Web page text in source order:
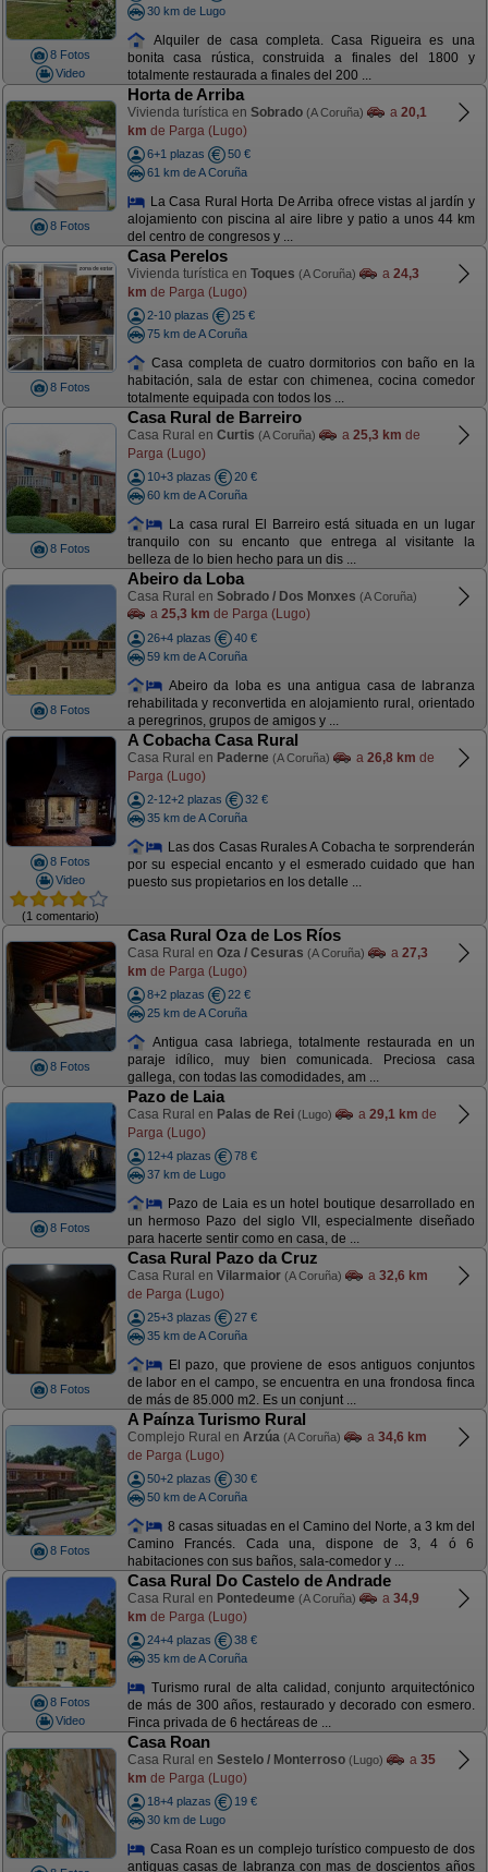
8 Fotos
Video
30 km de Lugo
Alquiler de casa completa. Casa Rigueira es una
bonita casa rústica, construida a finales del 1800 y
totalmente restaurada a finales del 200 ...
8 Fotos
Horta de Arriba
Vivienda turística en Sobrado (A Coruña) a 20,1
km de Parga (Lugo)
6+1 plazas
50 €
61 km de A Coruña
La Casa Rural Horta De Arriba ofrece vistas al jardín y
alojamiento con piscina al aire libre y patio a unos 44 km
del centro de congresos y ...
8 Fotos
Casa Perelos
Vivienda turística en Toques (A Coruña) a 24,3
km de Parga (Lugo)
2-10 plazas
25 €
75 km de A Coruña
Casa completa de cuatro dormitorios con baño en la
habitación, sala de estar con chimenea, cocina comedor
totalmente equipada con todos los ...
8 Fotos
Casa Rural de Barreiro
Casa Rural en Curtis (A Coruña) a 25,3 km de
Parga (Lugo)
10+3 plazas
20 €
60 km de A Coruña
La casa rural El Barreiro está situada en un lugar
tranquilo con su encanto que entrega al visitante la
belleza de lo bien hecho para un dis ...
8 Fotos
Abeiro da Loba
Casa Rural en Sobrado / Dos Monxes (A Coruña)
a 25,3 km de Parga (Lugo)
26+4 plazas
40 €
59 km de A Coruña
Abeiro da loba es una antigua casa de labranza
rehabilitada y reconvertida en alojamiento rural, orientado
a peregrinos, grupos de amigos y ...
8 Fotos
Video
(1 comentario)
A Cobacha Casa Rural
Casa Rural en Paderne (A Coruña) a 26,8 km de
Parga (Lugo)
2-12+2 plazas
32 €
35 km de A Coruña
Las dos Casas Rurales A Cobacha te sorprenderán
por su especial encanto y el esmerado cuidado que han
puesto sus propietarios en los detalle ...
8 Fotos
Casa Rural Oza de Los Ríos
Casa Rural en Oza / Cesuras (A Coruña) a 27,3
km de Parga (Lugo)
8+2 plazas
22 €
25 km de A Coruña
Antigua casa labriega, totalmente restaurada en un
paraje idílico, muy bien comunicada. Preciosa casa
gallega, con todas las comodidades, am ...
8 Fotos
Pazo de Laia
Casa Rural en Palas de Rei (Lugo) a 29,1 km de
Parga (Lugo)
12+4 plazas
78 €
37 km de Lugo
Pazo de Laia es un hotel boutique desarrollado en
un hermoso Pazo del siglo VII, especialmente diseñado
para hacerte sentir como en casa, de ...
8 Fotos
Casa Rural Pazo da Cruz
Casa Rural en Vilarmaior (A Coruña) a 32,6 km
de Parga (Lugo)
25+3 plazas
27 €
35 km de A Coruña
El pazo, que proviene de esos antiguos conjuntos
de labor en el campo, se encuentra en una frondosa finca
de más de 85.000 m2. Es un conjunt ...
8 Fotos
A Paínza Turismo Rural
Complejo Rural en Arzúa (A Coruña) a 34,6 km
de Parga (Lugo)
50+2 plazas
30 €
50 km de A Coruña
8 casas situadas en el Camino del Norte, a 3 km del
Camino Francés. Cada una, dispone de 3, 4 ó 6
habitaciones con sus baños, sala-comedor y ...
8 Fotos
Video
Casa Rural Do Castelo de Andrade
Casa Rural en Pontedeume (A Coruña) a 34,9
km de Parga (Lugo)
24+4 plazas
38 €
35 km de A Coruña
Turismo rural de alta calidad, conjunto arquitectónico
de más de 300 años, restaurado y decorado con esmero.
Finca privada de 6 hectáreas de ...
Casa Roan
Casa Rural en Sestelo / Monterroso (Lugo) a 35
km de Parga (Lugo)
18+4 plazas
19 €
30 km de Lugo
Casa Roan es un complejo turístico compuesto de dos
antiguas casas de labranza con mas de doscientos años